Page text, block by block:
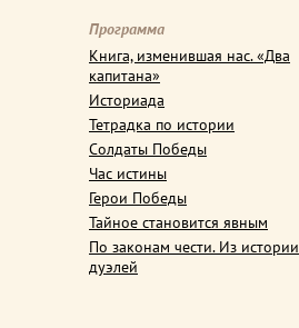
Программа
Книга, изменившая нас. «Два
капитана»
Историада
Тетрадка по истории
Солдаты Победы
Час истины
Герои Победы
Тайное становится явным
По законам чести. Из истории
дуэлей